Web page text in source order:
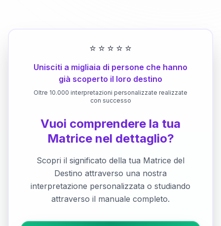
⭐ ⭐ ⭐ ⭐ ⭐
Unisciti a migliaia di persone che hanno
già scoperto il loro destino
Oltre 10.000 interpretazioni personalizzate realizzate
con successo
Vuoi comprendere la tua
Matrice nel dettaglio?
Scopri il significato della tua Matrice del
Destino attraverso una nostra
interpretazione personalizzata o studiando
attraverso il manuale completo.